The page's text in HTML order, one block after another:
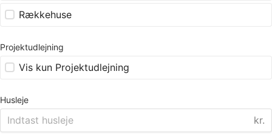
Rækkehuse
Projektudlejning
Vis kun Projektudlejning
Husleje
kr.